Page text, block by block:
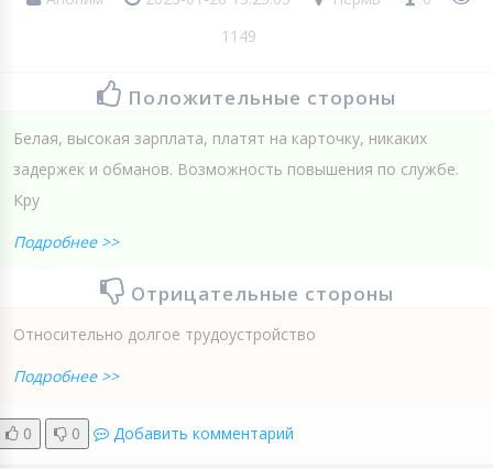
1149
Положительные стороны
Белая, высокая зарплата, платят на карточку, никаких
задержек и обманов. Возможность повышения по службе.
Кру
Подробнее >>
Отрицательные стороны
Относительно долгое трудоустройство
Подробнее >>
0 0 Добавить комментарий